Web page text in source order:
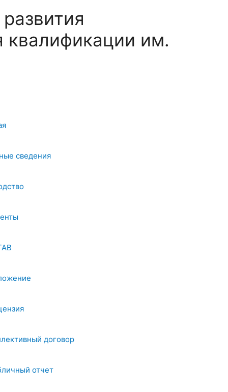
квалификации им.
сведения
договор
отчет